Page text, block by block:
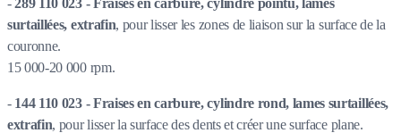
surtaillées, extrafin, pour lisser les zones de liaison sur la surface de la
couronne.
15 000-20 000 rpm.
- 144 110 023 - Fraises en carbure, cylindre rond, lames surtaillées,
extrafin, pour lisser la surface des dents et créer une surface plane.